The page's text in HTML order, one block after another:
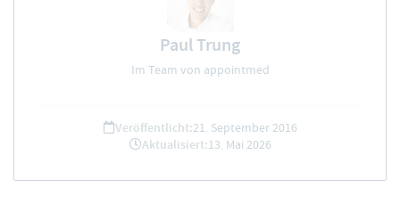
Paul Trung
Im Team von appointmed
Veröffentlicht:21. September 2016
Aktualisiert:13. Mai 2026